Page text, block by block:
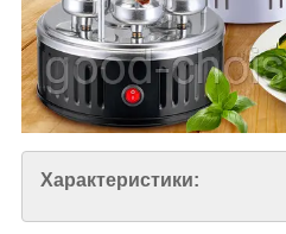
Характеристики: